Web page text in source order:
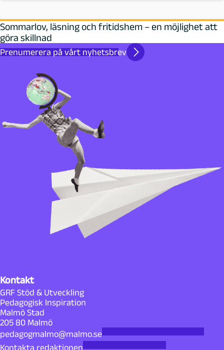
Sommarlov, läsning och fritidshem – en möjlighet att
göra skillnad
Prenumerera på vårt nyhetsbrev
Kontakt
GRF Stöd & Utveckling
Pedagogisk Inspiration
Malmö Stad
205 80 Malmö
pedagogmalmo@malmo.se
Kontakta redaktionen